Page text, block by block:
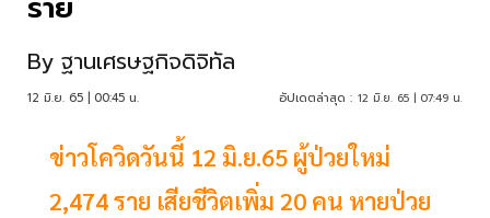
By ฐานเศรษฐกิจดิจิทัล
12 มิ.ย. 65 | 00:45 น. อัปเดตล่าสุด : 12 มิ.ย. 65 | 07:49 น.
ข่าวโควิดวันนี้ 12 มิ.ย.65 ผู้ป่วยใหม่
2,474 ราย เสียชีวิตเพิ่ม 20 คน หายป่วย